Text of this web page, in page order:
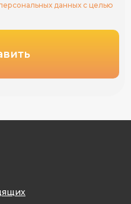
данных с целью